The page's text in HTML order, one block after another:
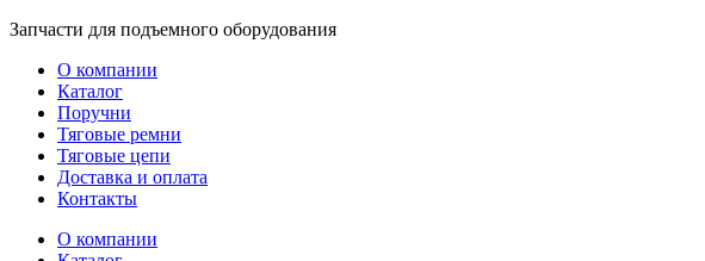
Перейти
содержимому
Запчасти для подъемного оборудования
О компании
Каталог
Поручни
Тяговые ремни
Тяговые цепи
Доставка и оплата
Контакты
О компании